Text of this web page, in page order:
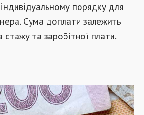
порядку для
Сума доплати залежить
стажу та заробітної плати.